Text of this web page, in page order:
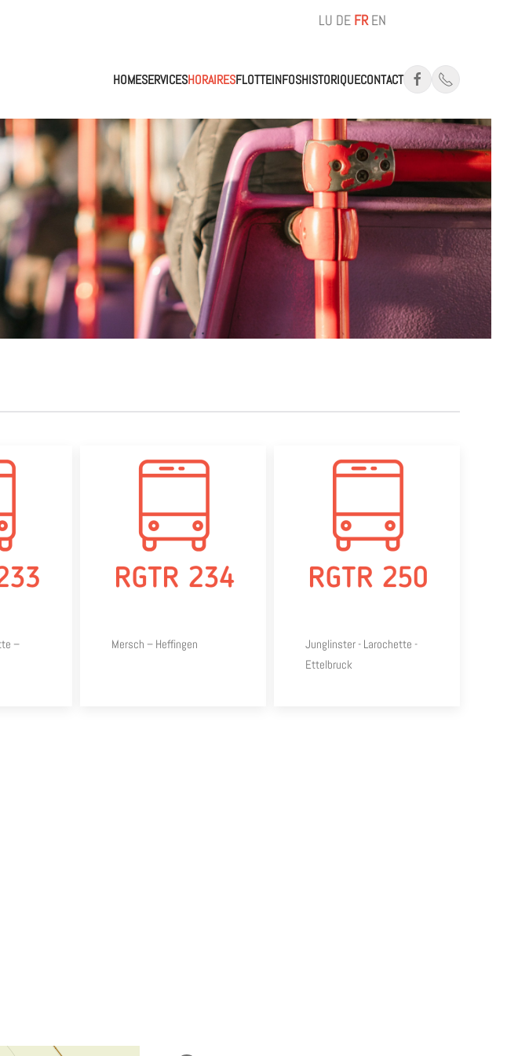
LU DE FR EN
HOMESERVICESHORAIRESFLOTTEINFOSHISTORIQUECONTACT
–
Mersch – Heffingen
Junglinster - Larochette -
Ettelbruck